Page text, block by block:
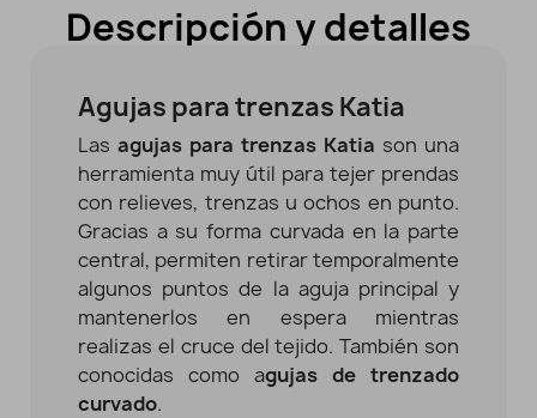
Descripción y detalles
Agujas para trenzas Katia
Las agujas para trenzas Katia son una
herramienta muy útil para tejer prendas
con relieves, trenzas u ochos en punto.
Gracias a su forma curvada en la parte
central, permiten retirar temporalmente
algunos puntos de la aguja principal y
mantenerlos en espera mientras
realizas el cruce del tejido. También son
conocidas como agujas de trenzado
curvado.